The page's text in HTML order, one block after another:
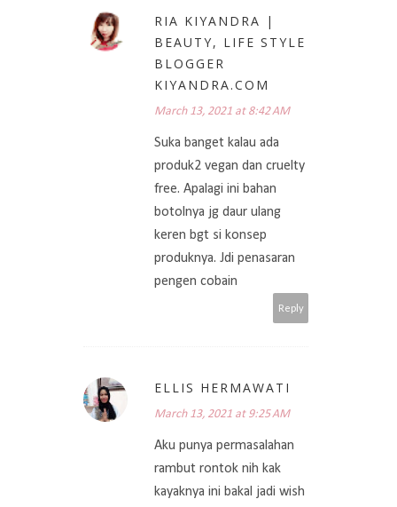
RIA KIYANDRA |
BEAUTY, LIFE STYLE
BLOGGER
KIYANDRA.COM
March 13, 2021 at 8:42 AM
Suka banget kalau ada
produk2 vegan dan cruelty
free. Apalagi ini bahan
botolnya jg daur ulang
keren bgt si konsep
produknya. Jdi penasaran
pengen cobain
Reply
ELLIS HERMAWATI
March 13, 2021 at 9:25 AM
Aku punya permasalahan
rambut rontok nih kak
kayaknya ini bakal jadi wish